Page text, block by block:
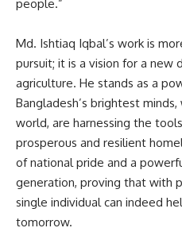
people.”
Md. Ishtiaq Iqbal’s work is
pursuit; it is a vision for a new
agriculture. He stands as a
Bangladesh’s brightest
world, are harnessing the
prosperous and resilient
of national pride and a
generation, proving that with
single individual can indeed
tomorrow.